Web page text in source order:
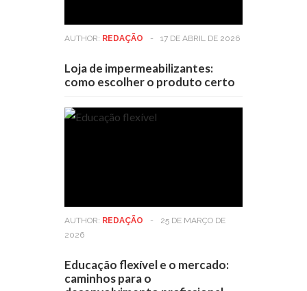
AUTHOR: REDAÇÃO - 17 DE ABRIL DE 2026
Loja de impermeabilizantes:
como escolher o produto certo
AUTHOR: REDAÇÃO -
25 DE MARÇO DE
2026
Educação flexível e o mercado:
caminhos para o